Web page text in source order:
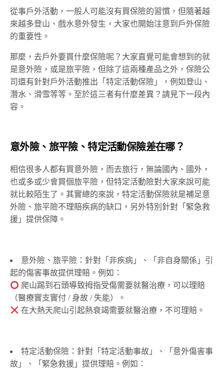
從事戶外活動，一般人可能沒有買保險的習慣，但隨著越
來越多登山、戲水意外發生，大家也開始注意到戶外保險
的重要性。
那麼，去戶外要買什麼保險呢？大家直覺可能會想到的就
是意外險，或是旅平險，但除了這兩種產品之外，保險公
司還有針對戶外活動推出「特定活動保險」，例如登山、
潛水、滑雪等等。至於這三者有什麼差異？請見下一段內
容。
意外險、旅平險、特定活動保險差在哪？
相信很多人都有買意外險，而去旅行，無論國內、國外，
也或多或少會買個旅平險，但特定活動險對大家來說可能
就比較陌生了。其實總的來說，特定活動保險就是補足意
外險、旅平險不理賠疾病的缺口，另外特別針對「緊急救
援」提供保障。
意外險、旅平險：針對「非疾病」、「非自身關係」引
起的傷害事故提供理賠。例如：
爬山踢到石頭導致拇指受傷需要就醫治療，可以理賠
（醫療實支實付 / 身故 / 失能）。
在大熱天爬山引起熱衰竭需要就醫治療，不可理賠。
特定活動保險：針對「特定活動事故」、「意外傷害事
故」、「緊急救援」提供理賠。例如：